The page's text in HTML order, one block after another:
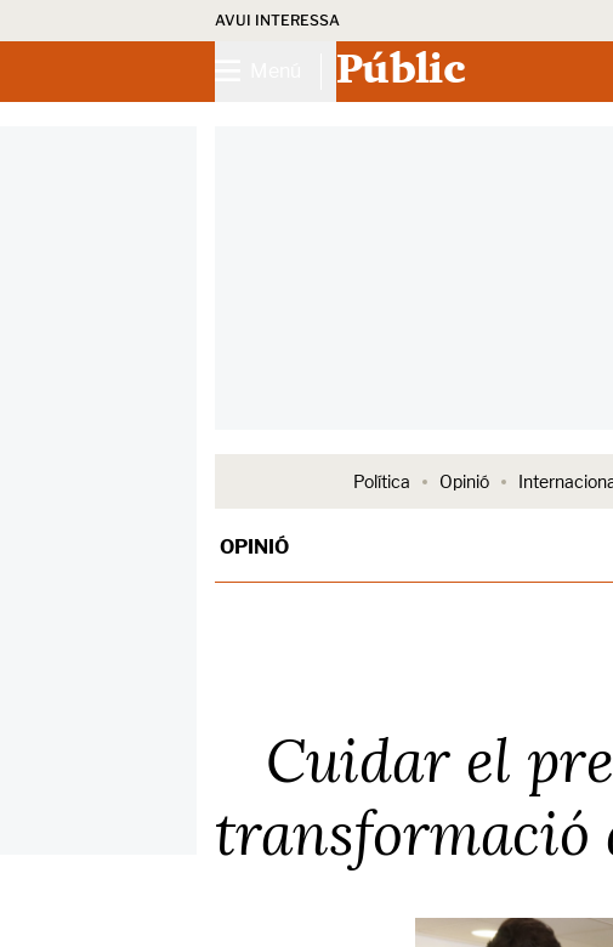
AVUI INTERESSA
Públic
Política Opinió
OPINIÓ
Cuidar el
transformació